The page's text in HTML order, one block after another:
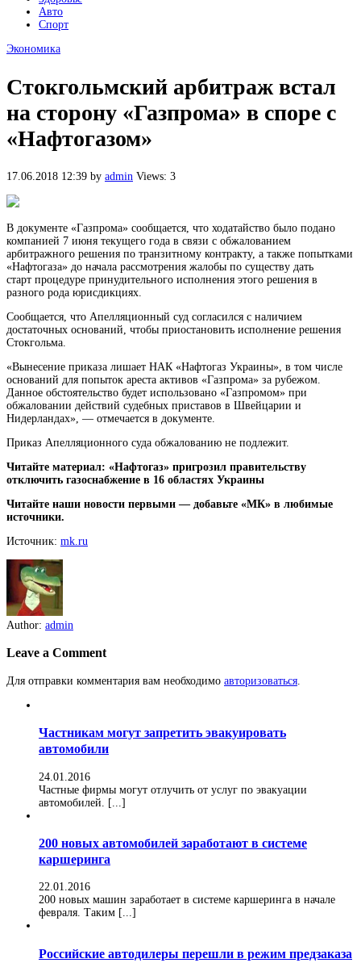
Авто
Спорт
Экономика
Стокгольмский арбитраж встал
на сторону «Газпрома» в споре с
«Нафтогазом»
17.06.2018 12:39 by admin Views: 3
В документе «Газпрома» сообщается, что ходатайство было подано
компанией 7 июня текущего года в связи с обжалованием
арбитражного решения по транзитному контракту, а также попытками
«Нафтогаза» до начала рассмотрения жалобы по существу дать
старт процедуре принудительного исполнения этого решения в
разного рода юрисдикциях.
Сообщается, что Апелляционный суд согласился с наличием
достаточных оснований, чтобы приостановить исполнение решения
Стокгольма.
«Вынесение приказа лишает НАК «Нафтогаз Украины», в том числе
оснований для попыток ареста активов «Газпрома» за рубежом.
Данное обстоятельство будет использовано «Газпромом» при
обжаловании действий судебных приставов в Швейцарии и
Нидерландах», — отмечается в документе.
Приказ Апелляционного суда обжалованию не подлежит.
Читайте материал: «Нафтогаз» пригрозил правительству
отключить газоснабжение в 16 областях Украины
Читайте наши новости первыми — добавьте «МК» в любимые
источники.
Источник: mk.ru
Author: admin
Leave a Comment
Для отправки комментария вам необходимо авторизоваться
Частникам могут запретить эвакуировать
автомобили
24.01.2016
Частные фирмы могут отлучить от услуг по эвакуации
автомобилей. [...]
200 новых автомобилей заработают в системе
каршеринга
22.01.2016
200 новых машин заработает в системе каршеринга в начале
февраля. Таким [...]
Российские автодилеры перешли в режим предзаказа